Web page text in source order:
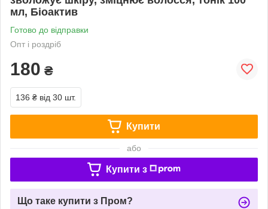
мл, Біоактив
Готово до відправки
Опт і роздріб
180 ₴
136 ₴ від 30 шт.
Купити
або
Купити з
Що таке купити з Пром?